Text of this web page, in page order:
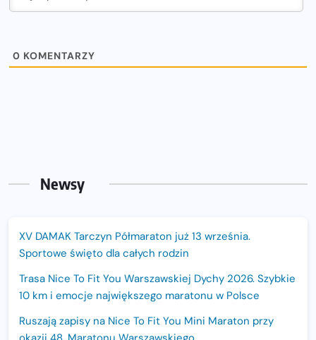
0 KOMENTARZY
Newsy
XV DAMAK Tarczyn Półmaraton już 13 września.
Sportowe święto dla całych rodzin
Trasa Nice To Fit You Warszawskiej Dychy 2026. Szybkie
10 km i emocje największego maratonu w Polsce
Ruszają zapisy na Nice To Fit You Mini Maraton przy